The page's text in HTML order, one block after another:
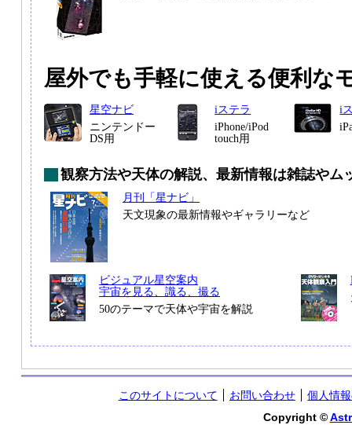
屋外でも手軽に使える便利な
星空ナビ
ニンテンドー
DS用
iステラ
iPhone/iPod
touch用
i
観察方法や天体の解説、最新情報は雑誌やム
月刊「星ナビ」
天文現象の最新情報やギャラリーなど
ビジュアル星空案内
宇宙を見る、識る、撮る
50のテーマで天体や宇宙を解説
このサイトについて お問い合わせ
個人情
Copyright ©